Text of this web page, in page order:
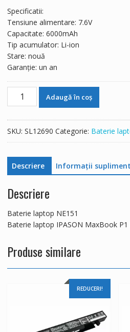
Specificatii:
Tensiune alimentare: 7.6V
Capacitate: 6000mAh
Tip acumulator: Li-ion
Stare: nouă
Garanție: un an
Cantitate
Baterie
MaxBook
Pro+
Adaugă în coș
SKU: SL12690 Categorie: Baterie
Descriere Informații
Descriere
Baterie laptop NE151
Baterie laptop IPASON MaxBook P1
Produse similare
REDUCERI!